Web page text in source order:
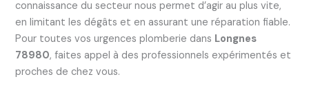
connaissance du secteur nous permet d’agir au plus vite,
en limitant les dégâts et en assurant une réparation fiable.
Pour toutes vos urgences plomberie dans Longnes
78980, faites appel à des professionnels expérimentés et
proches de chez vous.